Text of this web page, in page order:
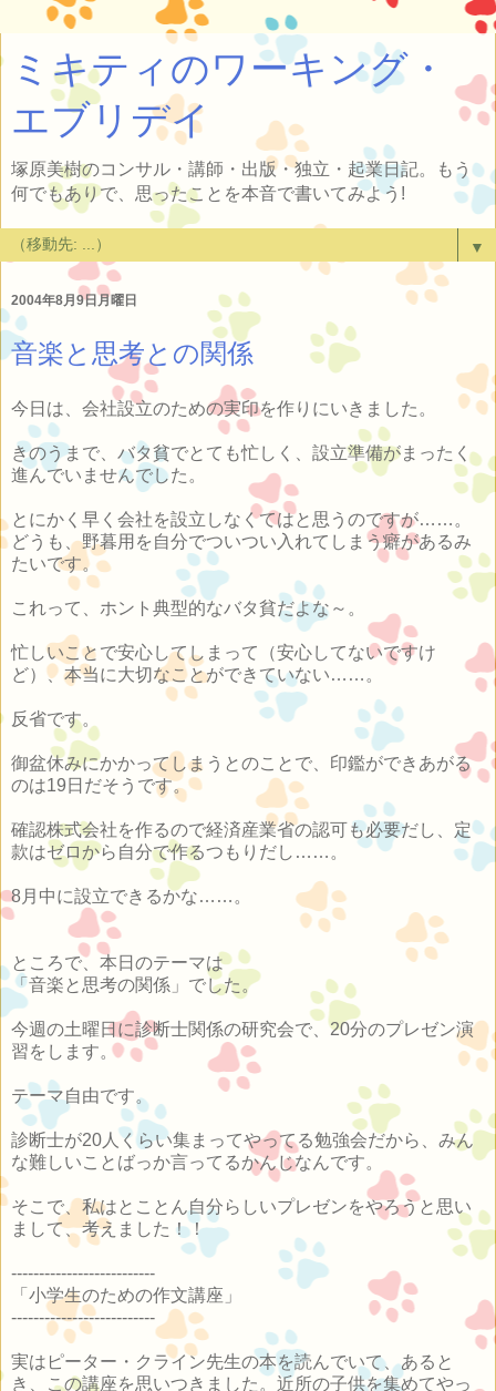
ミキティのワーキング・
エブリデイ
塚原美樹のコンサル・講師・出版・独立・起業日記。もう
何でもありで、思ったことを本音で書いてみよう!
▼
2004年8月9日月曜日
音楽と思考との関係
今日は、会社設立のための実印を作りにいきました。
きのうまで、バタ貧でとても忙しく、設立準備がまったく
進んでいませんでした。
とにかく早く会社を設立しなくてはと思うのですが……。
どうも、野暮用を自分でついつい入れてしまう癖があるみ
たいです。
これって、ホント典型的なバタ貧だよな ～ 。
忙しいことで安心してしまって（安心してないですけ
ど）、本当に大切なことができていない……。
反省です。
御盆休みにかかってしまうとのことで、印鑑ができあがる
のは19日だそうです。
確認株式会社を作るので経済産業省の認可も必要だし、定
款はゼロから自分で作るつもりだし……。
8月中に設立できるかな……。
ところで、本日のテーマは
「音楽と思考の関係」でした。
今週の土曜日に診断士関係の研究会で、20分のプレゼン演
習をします。
テーマ自由です。
診断士が20人くらい集まってやってる勉強会だから、みん
な難しいことばっか言ってるかんじなんです。
そこで、私はとことん自分らしいプレゼンをやろうと思い
まして、考えました！！
--------------------------
「小学生のための作文講座」
--------------------------
実はピーター・クライン先生の本を読んでいて、あると
き、この講座を思いつきました。近所の子供を集めてやっ